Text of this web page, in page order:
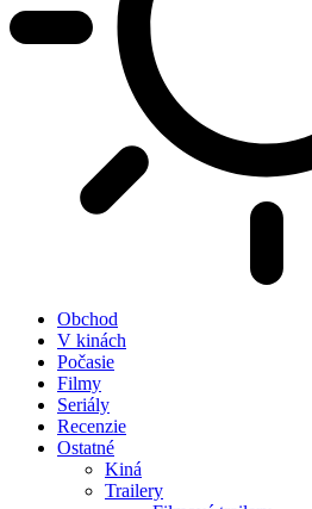
Obchod
V kinách
Počasie
Filmy
Seriály
Recenzie
Ostatné
Kiná
Trailery